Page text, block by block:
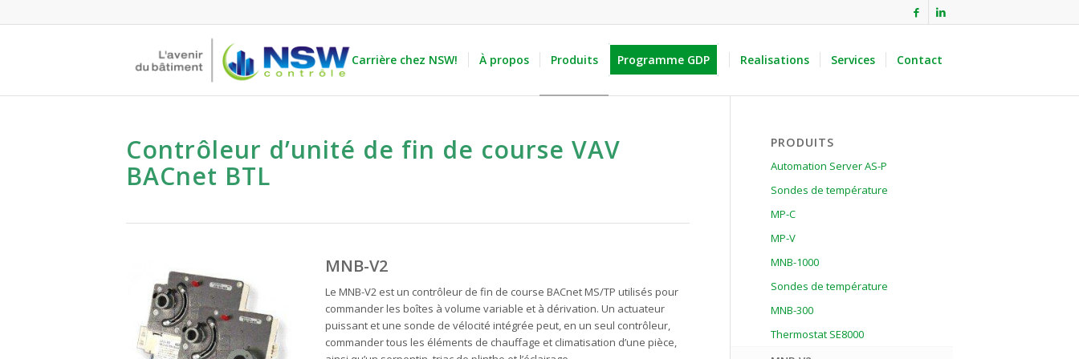
Carrière chez NSW! À propos Produits Programme GDP Realisations Services Contact
Contrôleur d’unité de fin de course VAV
BACnet BTL
MNB-V2
Le MNB-V2 est un contrôleur de fin de course BACnet MS/TP utilisés pour
commander les boîtes à volume variable et à dérivation. Un actuateur
puissant et une sonde de vélocité intégrée peut, en un seul contrôleur,
commander tous les éléments de chauffage et climatisation d’une pièce,
PRODUITS
Automation Server AS-P
Sondes de température
MP-C
MP-V
MNB-1000
Sondes de température
MNB-300
Thermostat SE8000